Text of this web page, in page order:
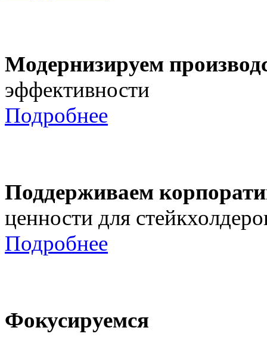
Модернизируем
эффективности
Подробнее
Поддерживаем
ценности для
Подробнее
Фокусируемся